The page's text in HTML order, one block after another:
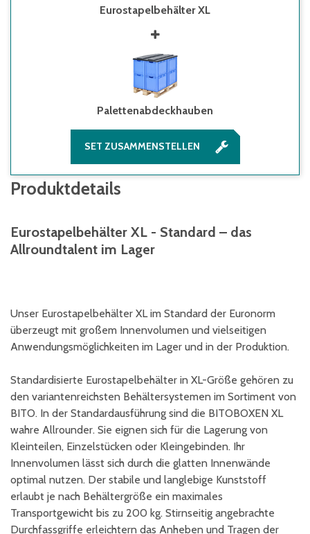
Eurostapelbehälter XL
Palettenabdeckhauben
SET ZUSAMMENSTELLEN
Produktdetails
Eurostapelbehälter XL - Standard – das
Allroundtalent im Lager
Unser Eurostapelbehälter XL im Standard der Euronorm
überzeugt mit großem Innenvolumen und vielseitigen
Anwendungsmöglichkeiten im Lager und in der Produktion.
Standardisierte Eurostapelbehälter in XL-Größe gehören zu
den variantenreichsten Behältersystemen im Sortiment von
BITO. In der Standardausführung sind die BITOBOXEN XL
wahre Allrounder. Sie eignen sich für die Lagerung von
Kleinteilen, Einzelstücken oder Kleingebinden. Ihr
Innenvolumen lässt sich durch die glatten Innenwände
optimal nutzen. Der stabile und langlebige Kunststoff
erlaubt je nach Behältergröße ein maximales
Transportgewicht bis zu 200 kg. Stirnseitig angebrachte
Durchfassgriffe erleichtern das Anheben und Tragen der